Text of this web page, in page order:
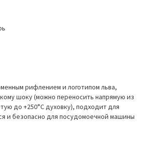
рифлением и логотипом льва,
шоку (можно переносить напрямую из
до +250°C духовку), подходит для
и безопасно для посудомоечной машины